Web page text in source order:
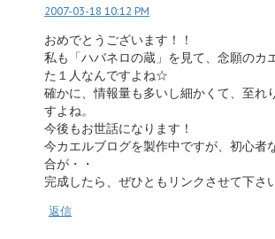
2007-03-18 10:12 PM
おめでとうございます！！
私も「ハバネロの蔵」を見て、念願のカ
た１人なんですよね☆
確かに、情報量も多いし細かくて、至れ
すよね。
今後もお世話になります！
今カエルブログを製作中ですが、初心者
合が・・
完成したら、ぜひともリンクさせて下さ
返信